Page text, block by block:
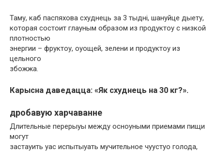
Таму, каб паспяхова схуднець за 3 тыдні, шануйце дыету,
которая состоит глауным образом из продуктоу с низкой
плотностью
энергии – фруктоу, оуощей, зелени и продуктоу из
цельного
збожжа.
Карысна даведацца: «Як схуднець на 30 кг?».
дробавую харчаванне
Длительные перерыуы между осноуными приемами пищи
могут
застауить уас испытыуать мучительное чуустуо голода,